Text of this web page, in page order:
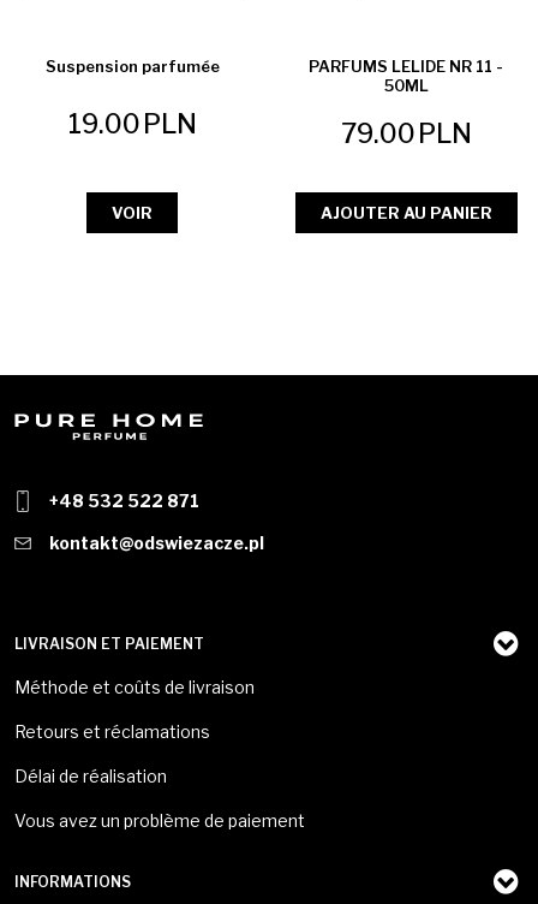
Suspension parfumée
19.00PLN
VOIR
PARFUMS LELIDE NR 11 -
50ML
79.00PLN
AJOUTER AU PANIER
+48 532 522 871
kontakt@odswiezacze.pl
LIVRAISON ET PAIEMENT
Méthode et coûts de livraison
Retours et réclamations
Délai de réalisation
Vous avez un problème de paiement
INFORMATIONS